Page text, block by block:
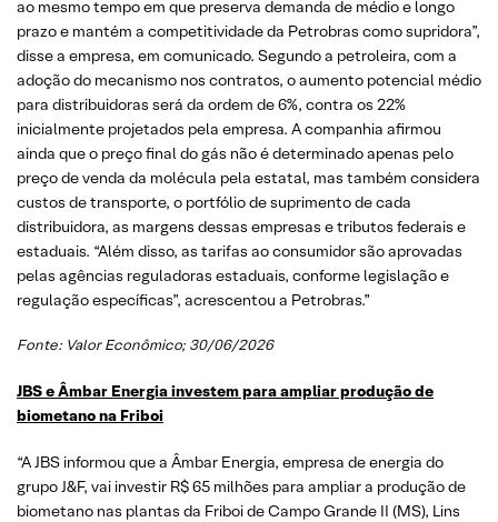
ao mesmo tempo em que preserva demanda de médio e longo
prazo e mantém a competitividade da Petrobras como supridora”,
disse a empresa, em comunicado. Segundo a petroleira, com a
adoção do mecanismo nos contratos, o aumento potencial médio
para distribuidoras será da ordem de 6%, contra os 22%
inicialmente projetados pela empresa. A companhia afirmou
ainda que o preço final do gás não é determinado apenas pelo
preço de venda da molécula pela estatal, mas também considera
custos de transporte, o portfólio de suprimento de cada
distribuidora, as margens dessas empresas e tributos federais e
estaduais. “Além disso, as tarifas ao consumidor são aprovadas
pelas agências reguladoras estaduais, conforme legislação e
regulação específicas”, acrescentou a Petrobras.”
Fonte: Valor Econômico; 30/06/2026
JBS e Âmbar Energia investem para ampliar produção de
biometano na Friboi
“A JBS informou que a Âmbar Energia, empresa de energia do
grupo J&F, vai investir R$ 65 milhões para ampliar a produção de
biometano nas plantas da Friboi de Campo Grande II (MS), Lins